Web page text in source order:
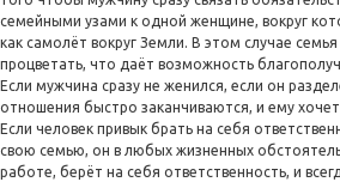
семейными узами к одной женщине, вокруг
как самолёт вокруг Земли. В этом случае
процветать, что даёт возможность
Если мужчина сразу не женился, если он
отношения быстро заканчиваются, и ему
Если человек привык брать на себя
свою семью, он в любых жизненных
работе, берёт на себя ответственность, и